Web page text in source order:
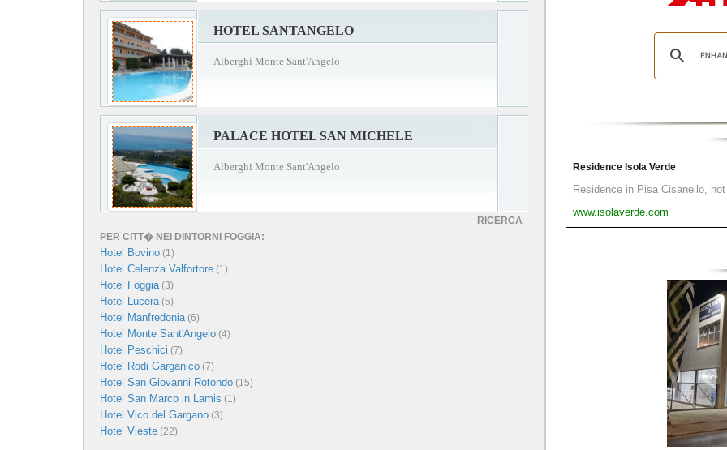
HOTEL SANTANGELO
Alberghi Monte Sant'Angelo
PALACE HOTEL SAN MICHELE
Alberghi Monte Sant'Angelo
RICERCA
PER CITT� NEI DINTORNI FOGGIA:
Hotel Bovino (1)
Hotel Celenza Valfortore (1)
Hotel Foggia(3)
Hotel Lucera(5)
Hotel Manfredonia(6)
Hotel Monte Sant'Angelo (4)
Hotel Peschici (7)
Hotel Rodi Garganico (7)
Hotel San Giovanni Rotondo (15)
Hotel San Marco in Lamis (1)
Hotel Vico del Gargano (3)
Hotel Vieste (22)
Residence Isola Verde
Residence in Pisa Cisanello,
www.isolaverde.com